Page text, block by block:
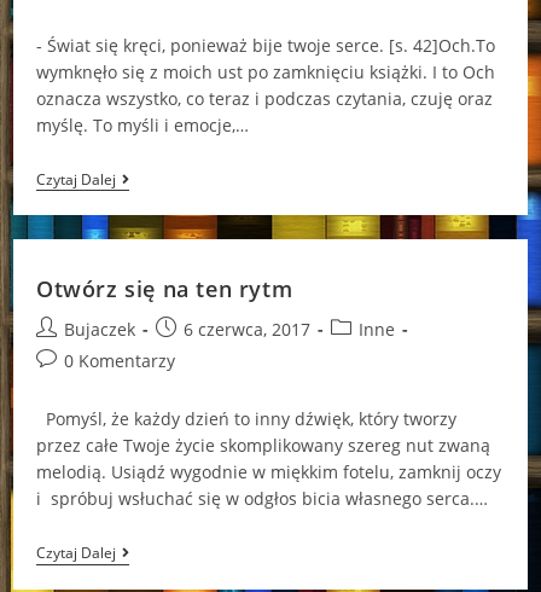
- Świat się kręci, ponieważ bije twoje serce. [s. 42]Och.To
wymknęło się z moich ust po zamknięciu książki. I to Och
oznacza wszystko, co teraz i podczas czytania, czuję oraz
myślę. To myśli i emocje,…
Czytaj DalejCii…
Ciii…
Otwórz się na ten rytm
Post
author:
Bujaczek
Post
published:
6 czerwca, 2017
PostInne
Post0 Komentarzy
Pomyśl, że każdy dzień to inny dźwięk, który tworzy
przez całe Twoje życie skomplikowany szereg nut zwaną
melodią. Usiądź wygodnie w miękkim fotelu, zamknij oczy
i spróbuj wsłuchać się w odgłos bicia własnego serca.…
Czytaj DalejOtwórz
Się